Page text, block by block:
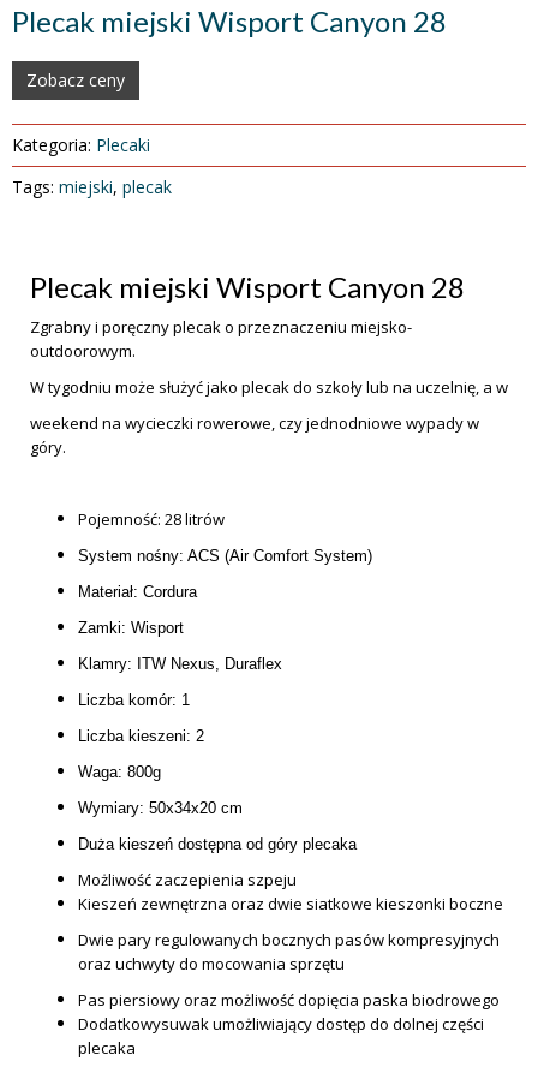
Plecak miejski Wisport Canyon 28
Zobacz ceny
Kategoria: Plecaki
Tags: miejski, plecak
Plecak miejski Wisport Canyon 28
Zgrabny i poręczny plecak o przeznaczeniu miejsko-
outdoorowym.
W tygodniu może służyć jako plecak do szkoły lub na uczelnię, a w
weekend na wycieczki rowerowe, czy jednodniowe wypady w
góry.
Pojemność: 28 litrów
System nośny: ACS (Air Comfort System)
Materiał: Cordura
Zamki: Wisport
Klamry: ITW Nexus, Duraflex
Liczba komór: 1
Liczba kieszeni: 2
Waga: 800g
Wymiary: 50x34x20 cm
Duża kieszeń dostępna od góry plecaka
Możliwość zaczepienia szpeju
Kieszeń zewnętrzna oraz dwie siatkowe kieszonki boczne
Dwie pary regulowanych bocznych pasów kompresyjnych
oraz uchwyty do mocowania sprzętu
Pas piersiowy oraz możliwość dopięcia paska biodrowego
Dodatkowysuwak umożliwiający dostęp do dolnej części
plecaka